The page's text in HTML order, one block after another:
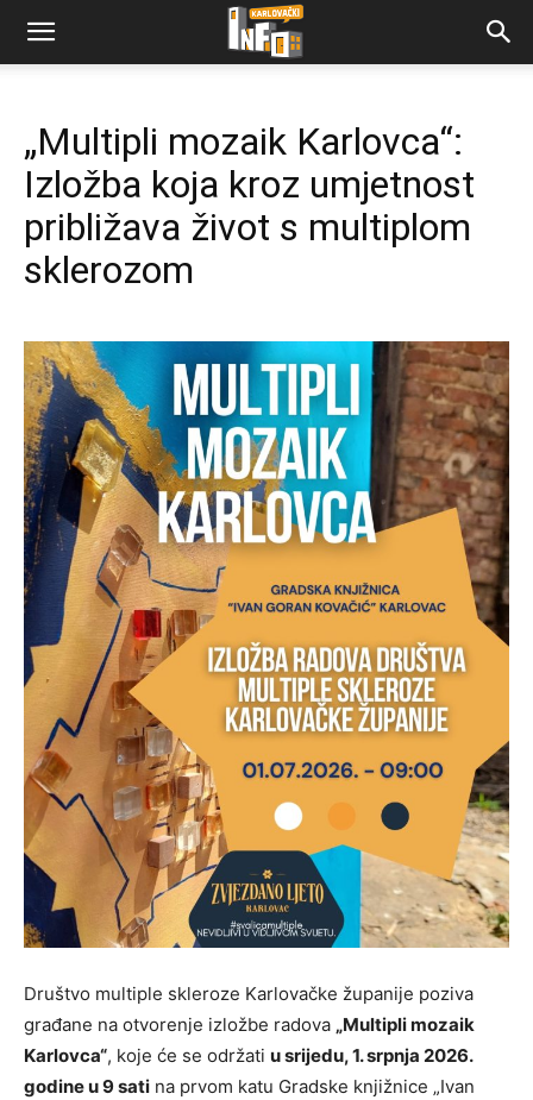
„Multipli mozaik Karlovca“:
Izložba koja kroz umjetnost
približava život s multiplom
sklerozom
Društvo multiple skleroze Karlovačke županije poziva
građane na otvorenje izložbe radova „Multipli mozaik
Karlovca“, koje će se održati u srijedu, 1. srpnja 2026.
godine u 9 sati na prvom katu Gradske knjižnice „Ivan